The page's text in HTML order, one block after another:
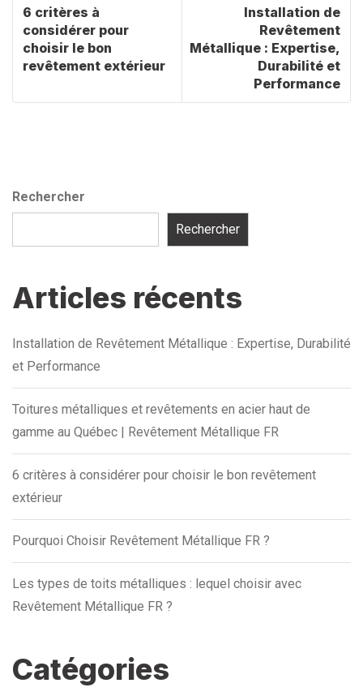
6 critères à
considérer pour
choisir le bon
revêtement extérieur
Installation de
Revêtement
Métallique : Expertise,
Durabilité et
Performance
Rechercher
Rechercher
Articles récents
Installation de Revêtement Métallique : Expertise, Durabilité
et Performance
Toitures métalliques et revêtements en acier haut de
gamme au Québec | Revêtement Métallique FR
6 critères à considérer pour choisir le bon revêtement
extérieur
Pourquoi Choisir Revêtement Métallique FR ?
Les types de toits métalliques : lequel choisir avec
Revêtement Métallique FR ?
Catégories